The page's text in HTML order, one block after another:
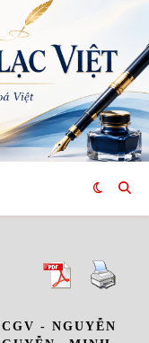
CGV - NGUYỄN